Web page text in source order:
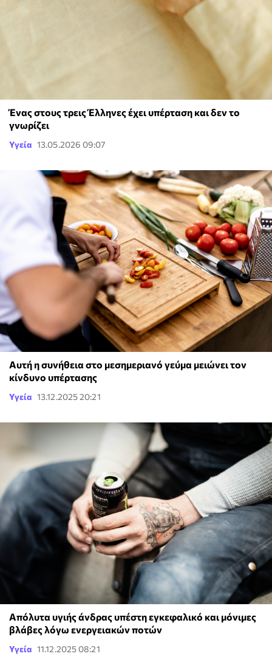
Ένας στους τρεις Έλληνες έχει υπέρταση και δεν το
γνωρίζει
Υγεία 13.05.2026 09:07
Αυτή η συνήθεια στο μεσημεριανό γεύμα μειώνει τον
κίνδυνο υπέρτασης
Υγεία 13.12.2025 20:21
Απόλυτα υγιής άνδρας υπέστη εγκεφαλικό και μόνιμες
βλάβες λόγω ενεργειακών ποτών
Υγεία 11.12.2025 08:21